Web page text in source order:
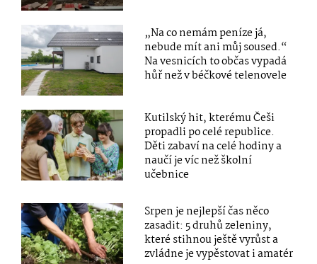
„Na co nemám peníze já,
nebude mít ani můj soused.“
Na vesnicích to občas vypadá
hůř než v béčkové telenovele
Kutilský hit, kterému Češi
propadli po celé republice.
Děti zabaví na celé hodiny a
naučí je víc než školní
učebnice
Srpen je nejlepší čas něco
zasadit: 5 druhů zeleniny,
které stihnou ještě vyrůst a
zvládne je vypěstovat i amatér